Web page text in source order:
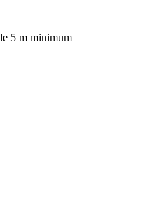
5 m minimum